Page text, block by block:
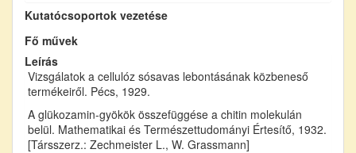
Kutatócsoportok vezetése
Fő művek
Leírás
Vizsgálatok a cellulóz sósavas lebontásának közbeneső
termékeiről. Pécs, 1929.
A glükozamin-gyökök összefüggése a chitin molekulán
belül. Mathematikai és Természettudományi Értesítő, 1932.
[Társszerz.: Zechmeister L., W. Grassmann]